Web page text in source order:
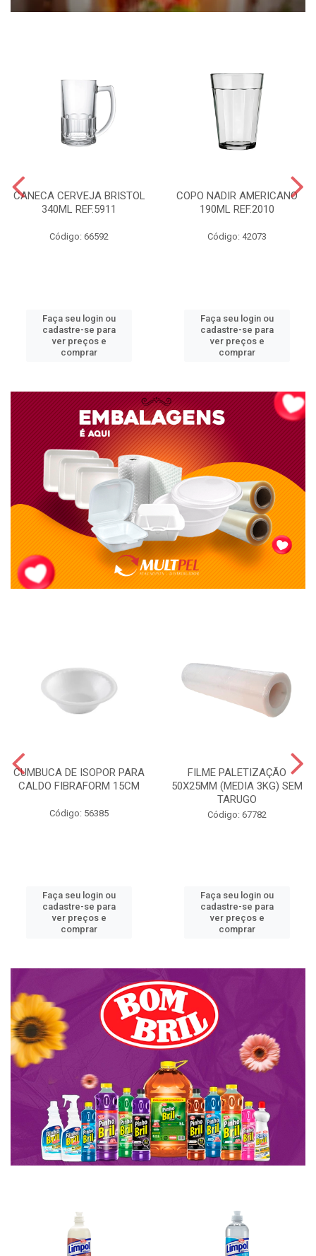
CANECA CERVEJA BRISTOL
340ML REF.5911
Código: 66592
Faça seu login ou
cadastre-se para
ver preços e
comprar
COPO NADIR AMERICANO
190ML REF.2010
Código: 42073
Faça seu login ou
cadastre-se para
ver preços e
comprar
CUMBUCA DE ISOPOR PARA
CALDO FIBRAFORM 15CM
Código: 56385
Faça seu login ou
cadastre-se para
ver preços e
comprar
FILME PALETIZAÇÃO
50X25MM (MEDIA 3KG) SEM
TARUGO
Código: 67782
Faça seu login ou
cadastre-se para
ver preços e
comprar